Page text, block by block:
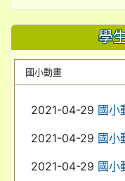
學
國小動畫
2021-04-29 國小
2021-04-29 國小
2021-04-29 國小